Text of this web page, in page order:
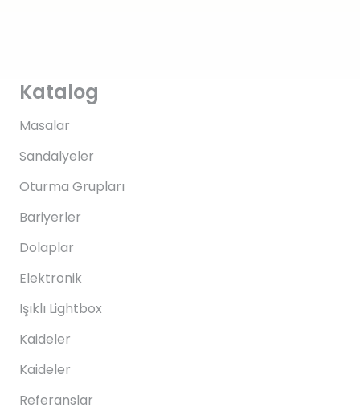
Katalog
Masalar
Sandalyeler
Oturma Grupları
Bariyerler
Dolaplar
Elektronik
Işıklı Lightbox
Kaideler
Kaideler
Referanslar